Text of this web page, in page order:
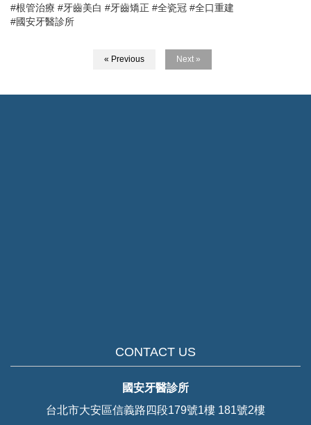
#根管治療 #牙齒美白 #牙齒矯正 #全瓷冠 #全口重建
#國安牙醫診所
« Previous Next »
CONTACT US
國安牙醫診所
台北市大安區信義路四段179號1樓 181號2樓